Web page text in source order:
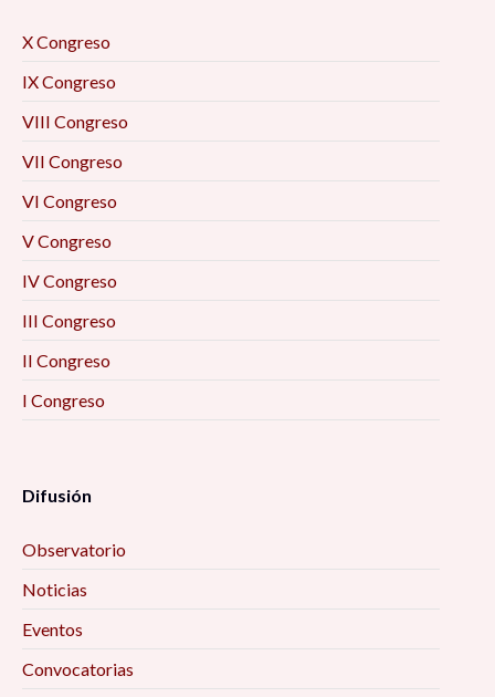
X Congreso
IX Congreso
VIII Congreso
VII Congreso
VI Congreso
V Congreso
IV Congreso
III Congreso
II Congreso
I Congreso
Difusión
Observatorio
Noticias
Eventos
Convocatorias